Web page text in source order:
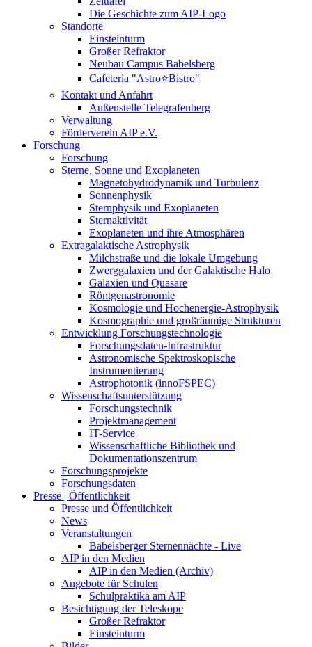
Die Geschichte zum AIP-Logo
Standorte
Einsteinturm
Großer Refraktor
Neubau Campus Babelsberg
Cafeteria "Astro⭐Bistro"
Kontakt und Anfahrt
Außenstelle Telegrafenberg
Verwaltung
Förderverein AIP e.V.
Forschung
Forschung
Sterne, Sonne und Exoplaneten
Magnetohydrodynamik und Turbulenz
Sonnenphysik
Sternphysik und Exoplaneten
Sternaktivität
Exoplaneten und ihre Atmosphären
Extragalaktische Astrophysik
Milchstraße und die lokale Umgebung
Zwerggalaxien und der Galaktische Halo
Galaxien und Quasare
Röntgenastronomie
Kosmologie und Hochenergie-Astrophysik
Kosmographie und großräumige Strukturen
Entwicklung Forschungstechnologie
Forschungsdaten-Infrastruktur
Astronomische Spektroskopische
Instrumentierung
Astrophotonik (innoFSPEC)
Wissenschaftsunterstützung
Forschungstechnik
Projektmanagement
IT-Service
Wissenschaftliche Bibliothek und
Dokumentationszentrum
Forschungsprojekte
Forschungsdaten
Presse | Öffentlichkeit
Presse und Öffentlichkeit
News
Veranstaltungen
Babelsberger Sternennächte - Live
AIP in den Medien
AIP in den Medien (Archiv)
Angebote für Schulen
Schulpraktika am AIP
Besichtigung der Teleskope
Großer Refraktor
Einsteinturm